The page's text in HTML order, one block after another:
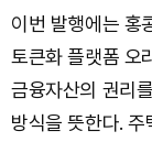
이번 발행에는 홍
토큰화 플랫폼 오
금융자산의 권리
방식을 뜻한다.